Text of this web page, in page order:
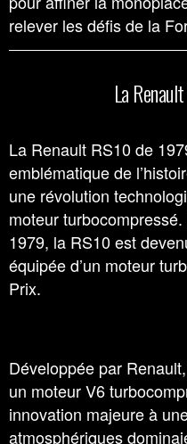
relever les défis de la
La
La Renault RS10 de
emblématique de
une révolution
moteur
1979, la RS10 est
équipée d’un moteur
Prix.
Développée par
un moteur V6
innovation majeure à
atmosphériques